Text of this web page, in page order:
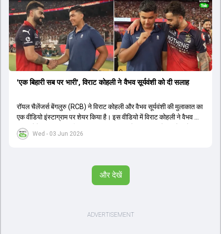
Wed - 03 Jun 2026
'एक बिहारी सब पर भारी', विराट कोहली ने वैभव सूर्यवंशी को दी सलाह
रॉयल चैलेंजर्स बेंगलुरु (RCB) ने विराट कोहली और वैभव सूर्यवंशी की मुलाकात का
एक वीडियो इंस्टाग्राम पर शेयर किया है। इस वीडियो में विराट कोहली ने वैभव को
सलाह देते हुए कहा, 'एक बिहारी सब पर भारी। बस गेम खत्म।' कोहली ने उन्हें खुद
पर विश्वास रखने और नकारात्मक बातों पर ध्यान न देने की सलाह दी। आईपीएल
सीरीज खेलेंगे। वहीं, विराट कोहली लंदन रवाना हो गए हैं और अगली वनडे सीरीज में
और देखें